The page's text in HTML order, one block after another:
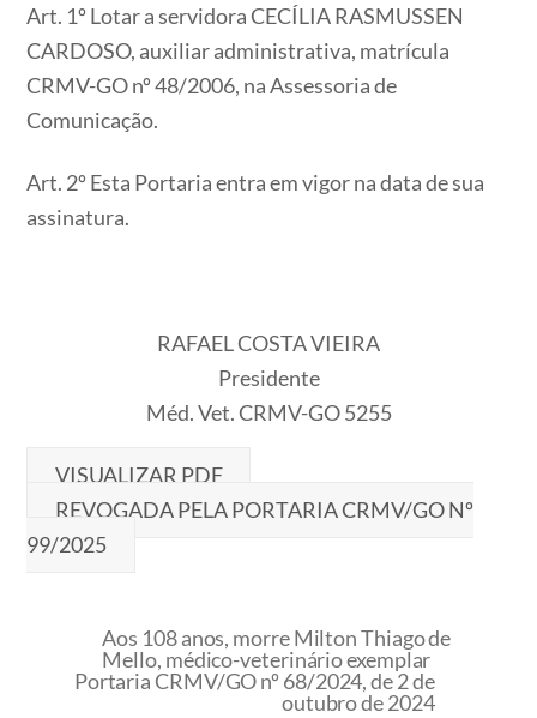
Art. 1º Lotar a servidora CECÍLIA RASMUSSEN
CARDOSO, auxiliar administrativa, matrícula
CRMV-GO nº 48/2006, na Assessoria de
Comunicação.
Art. 2º Esta Portaria entra em vigor na data de sua
assinatura.
RAFAEL COSTA VIEIRA
Presidente
Méd. Vet. CRMV-GO 5255
VISUALIZAR PDF
REVOGADA PELA PORTARIA CRMV/GO Nº
99/2025
Aos 108 anos, morre Milton Thiago de
Mello, médico-veterinário exemplar
Portaria CRMV/GO nº 68/2024, de 2 de
outubro de 2024